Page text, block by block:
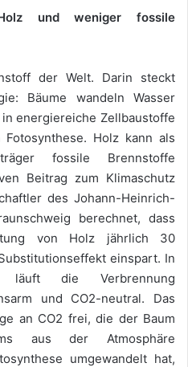
und weniger fossile
der Welt. Darin steckt
Bäume wandeln Wasser
energiereiche Zellbaustoffe
Holz kann als
fossile Brennstoffe
Beitrag zum Klimaschutz
des Johann-Heinrich-
berechnet, dass
von Holz jährlich 30
einspart. In
läuft die Verbrennung
und CO2-neutral. Das
an CO2 frei, die der Baum
aus der Atmosphäre
umgewandelt hat,